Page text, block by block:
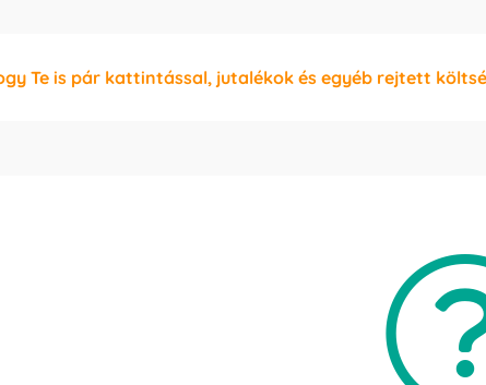
Te is pár kattintással, jutalékok és egyéb rejtett